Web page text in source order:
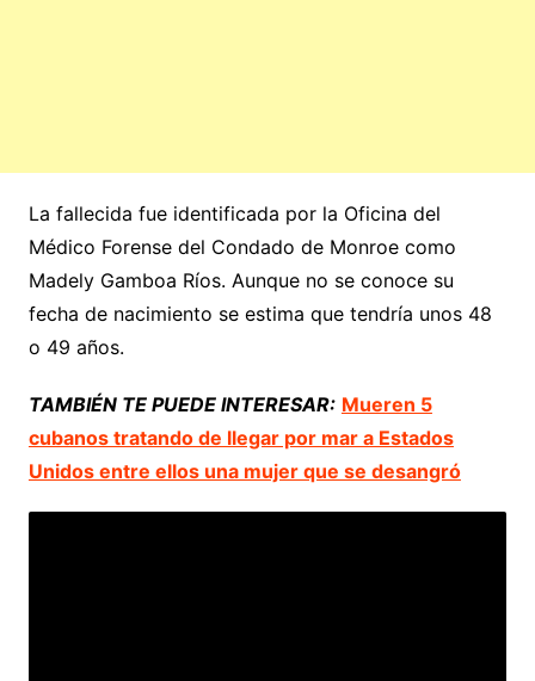
La fallecida fue identificada por la Oficina del
Médico Forense del Condado de Monroe como
Madely Gamboa Ríos. Aunque no se conoce su
fecha de nacimiento se estima que tendría unos 48
o 49 años.
TAMBIÉN TE PUEDE INTERESAR: Mueren 5
cubanos tratando de llegar por mar a Estados
Unidos entre ellos una mujer que se desangró